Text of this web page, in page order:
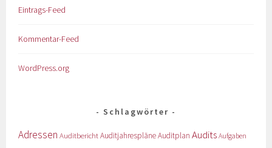
Eintrags-Feed
Kommentar-Feed
WordPress.org
Schlagwörter
Adressen AuditberichtAuditjahrespläneAuditplan Audits Aufgaben